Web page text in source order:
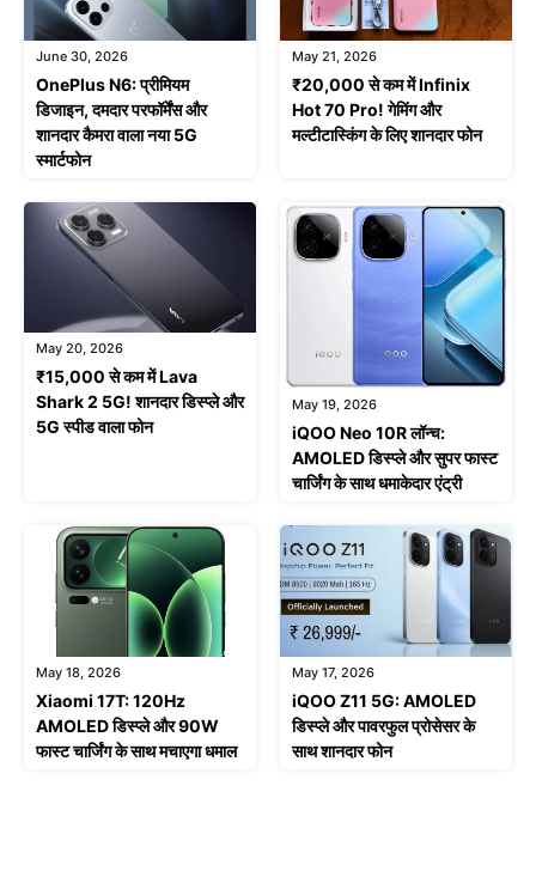
June 30, 2026
OnePlus N6: प्रीमियम
डिजाइन, दमदार परफॉर्मेंस और
शानदार कैमरा वाला नया 5G
स्मार्टफोन
May 21, 2026
₹20,000 से कम में Infinix
Hot 70 Pro! गेमिंग और
मल्टीटास्किंग के लिए शानदार फोन
May 20, 2026
₹15,000 से कम में Lava
Shark 2 5G! शानदार डिस्प्ले और
5G स्पीड वाला फोन
May 19, 2026
iQOO Neo 10R लॉन्च:
AMOLED डिस्प्ले और सुपर फास्ट
चार्जिंग के साथ धमाकेदार एंट्री
May 18, 2026
Xiaomi 17T: 120Hz
AMOLED डिस्प्ले और 90W
फास्ट चार्जिंग के साथ मचाएगा धमाल
May 17, 2026
iQOO Z11 5G: AMOLED
डिस्प्ले और पावरफुल प्रोसेसर के
साथ शानदार फोन